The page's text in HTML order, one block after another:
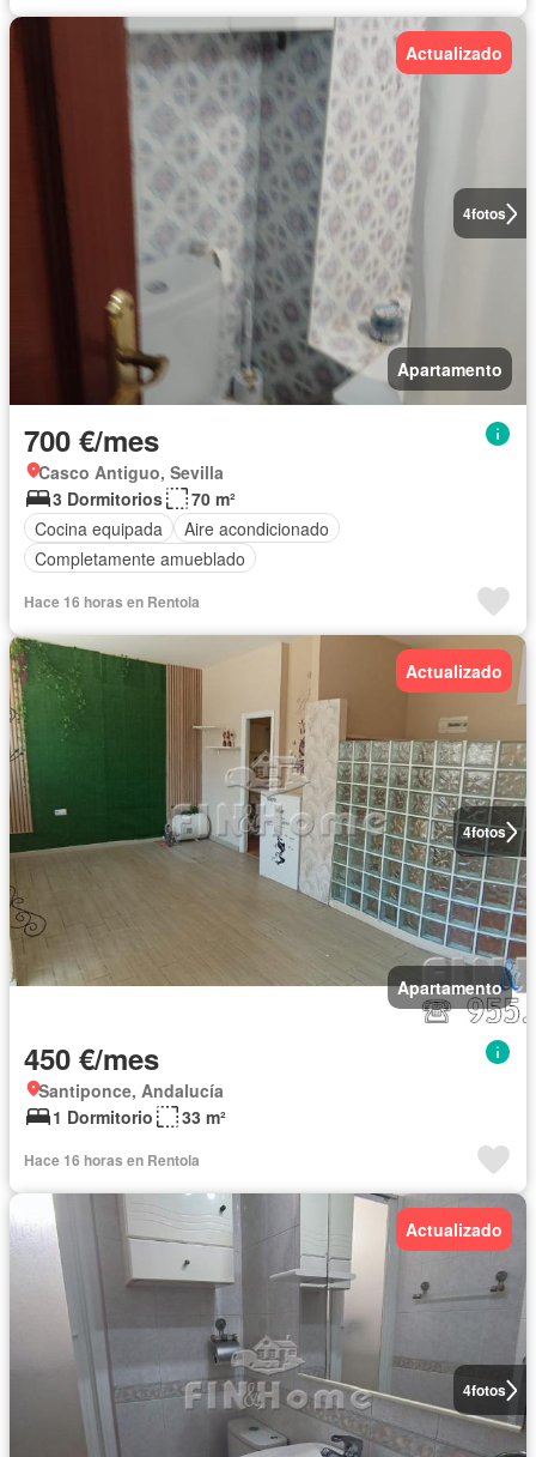
4fotos
Actualizado
Apartamento
700 €/mes
Casco Antiguo, Sevilla
3 Dormitorios
70 m²
Cocina equipada
Aire acondicionado
Completamente amueblado
Hace 16 horas en Rentola
4fotos
Actualizado
Apartamento
450 €/mes
Santiponce, Andalucía
1 Dormitorio
33 m²
Hace 16 horas en Rentola
4fotos
Actualizado